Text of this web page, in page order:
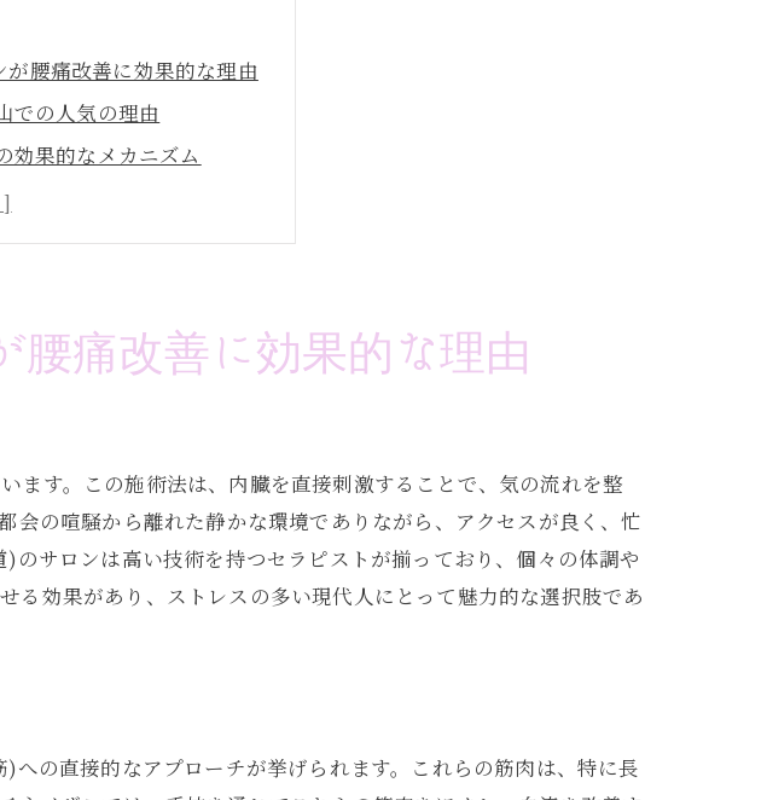
腰痛改善に効果的な理由
での人気の理由
効果的なメカニズム
ーチとは
事例
意点と準備
ーチとは
る影響
法
法
バランス
の影響
ケア術
痛改善に効果的な理由
ます。この施術法は、内臓を直接刺激することで、気の流れを整
の喧騒から離れた静かな環境でありながら、アクセスが良く、忙
サロンは高い技術を持つセラピストが揃っており、個々の体調や
る効果があり、ストレスの多い現代人にとって魅力的な選択肢であ
の直接的なアプローチが挙げられます。これらの筋肉は、特に長